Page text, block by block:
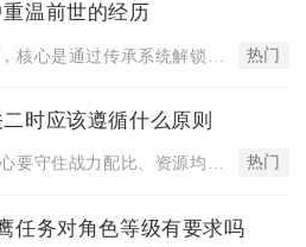
温前世的经历
热门
时应该遵循什么原则
划分万国觉醒关二国土，核心要守住战力配比、资源均衡、防线连片... 热门
任务对角色等级有要求吗